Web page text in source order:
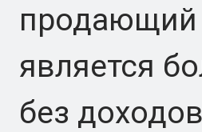
продающий
является
без